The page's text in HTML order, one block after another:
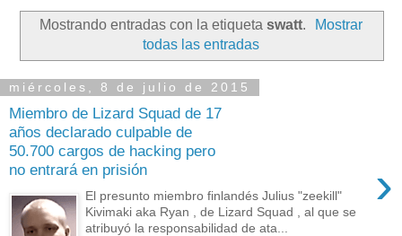
Mostrando entradas con la etiqueta swatt.
Mostrar
todas las entradas
miércoles, 8 de julio de 2015
Miembro de Lizard Squad de 17
años declarado culpable de
50.700 cargos de hacking pero
no entrará en prisión
›
El presunto miembro finlandés Julius "zeekill"
Kivimaki aka Ryan , de Lizard Squad , al que se
atribuyó la responsabilidad de ata...